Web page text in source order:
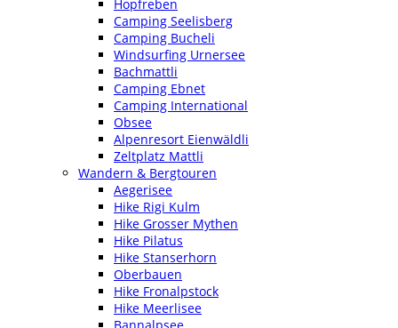
Hopfreben
Camping Seelisberg
Camping Bucheli
Windsurfing Urnersee
Bachmattli
Camping Ebnet
Camping International
Obsee
Alpenresort Eienwäldli
Zeltplatz Mattli
Wandern & Bergtouren
Aegerisee
Hike Rigi Kulm
Hike Grosser Mythen
Hike Pilatus
Hike Stanserhorn
Oberbauen
Hike Fronalpstock
Hike Meerlisee